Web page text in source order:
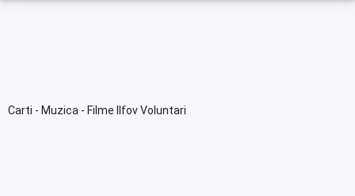
Carti - Muzica - Filme Ilfov Voluntari